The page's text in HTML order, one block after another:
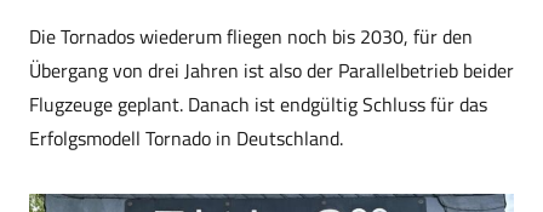
Die Tornados wiederum fliegen noch bis 2030, für den
Übergang von drei Jahren ist also der Parallelbetrieb beider
Flugzeuge geplant. Danach ist endgültig Schluss für das
Erfolgsmodell Tornado in Deutschland.